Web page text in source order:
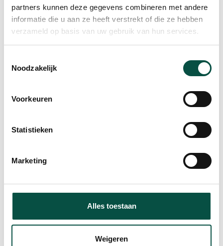
partners kunnen deze gegevens combineren met andere
informatie die u aan ze heeft verstrekt of die ze hebben
verzameld op basis van uw gebruik van hun services.
Noodzakelijk
Voorkeuren
Statistieken
Marketing
Alles toestaan
Weigeren
ontwikkelcyclus.Josje Geldens, HR Adviseur van
LampenLicht deelt haar ervaringen over hoe een
goede HR ontwikkelcyclus bijdraagt tot de snelle
groei van hun bedrijf.
10.15 – 11.15 uur
oprichter en directeur van Learned geeft een
van medewerkers door de traditionele
gesprekscyclus te veranderen in een continue
ontwikkelcyclus. Het softwareplatform Learned
biedt hierbij ondersteuning.
11.15 – 12.00 uurGelegenheid tot stellen van
vragen en delen van ervaringen
Datum: Dinsdag 29 november 2022
Tijd: 10.00-12.00 uur